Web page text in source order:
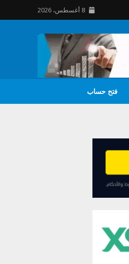
8 أغسطس، 2026
فتح حساب